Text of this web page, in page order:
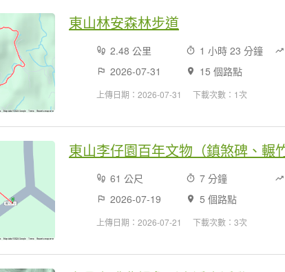
東山林安森林步道
2.48 公里 1 小時 23 分鐘
2026-07-31
15 個路點
上傳日期：2026-07-31 下載次數：1次
東山李仔園百年文物（鎮煞碑、輾竹
61 公尺 7 分鐘
2026-07-19
5 個路點
上傳日期：2026-07-21 下載次數：3次